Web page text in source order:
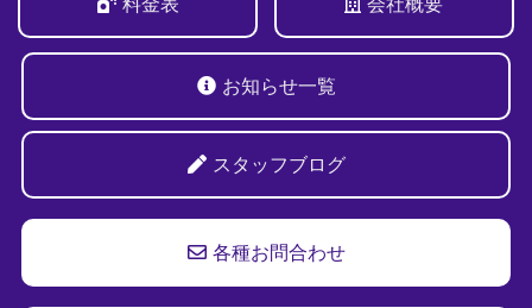
お知らせ一覧
スタッフブログ
各種お問合わせ